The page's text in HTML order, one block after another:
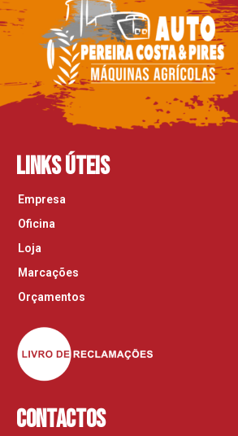
Links Úteis
Empresa
Oficina
Loja
Marcações
Orçamentos
Contactos